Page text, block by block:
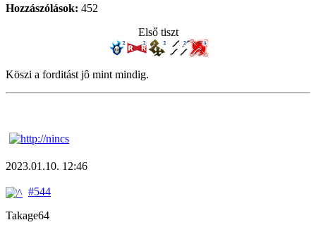
Hozzászólások: 452
Első tiszt
Köszi a forditást jô mint mindig.
2023.01.10. 12:46
#544
Takage64